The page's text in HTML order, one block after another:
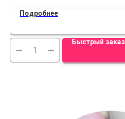
Подробнее
Быстрый заказ